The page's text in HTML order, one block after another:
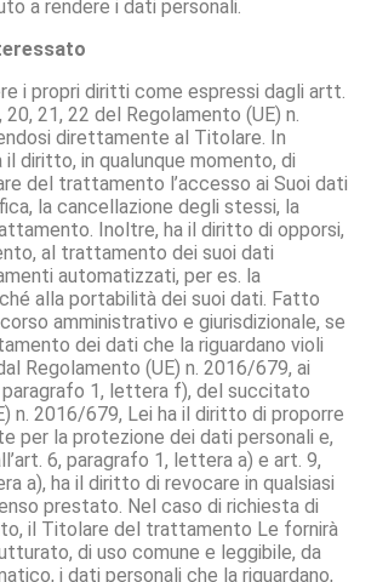
a rendere i dati personali.
i propri diritti come espressi dagli artt.
20, 21, 22 del Regolamento (UE) n.
direttamente al Titolare. In
diritto, in qualunque momento, di
del trattamento l’accesso ai Suoi dati
la cancellazione degli stessi, la
Inoltre, ha il diritto di opporsi,
al trattamento dei suoi dati
automatizzati, per es. la
alla portabilità dei suoi dati. Fatto
amministrativo e giurisdizionale, se
dei dati che la riguardano violi
Regolamento (UE) n. 2016/679, ai
paragrafo 1, lettera f), del succitato
n. 2016/679, Lei ha il diritto di proporre
per la protezione dei dati personali e,
6, paragrafo 1, lettera a) e art. 9,
a), ha il diritto di revocare in qualsiasi
prestato. Nel caso di richiesta di
il Titolare del trattamento Le fornirà
di uso comune e leggibile, da
i dati personali che la riguardano,